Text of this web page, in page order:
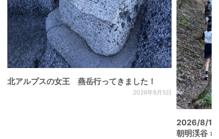
北アルプスの女王 燕岳行ってきました！
2026年8月5日
2026/8/
朝明渓谷 ×